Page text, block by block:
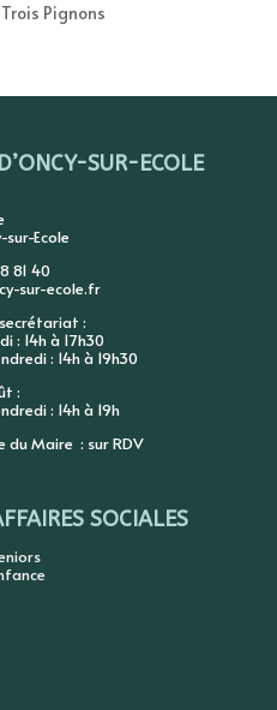
Pignons
SUR-ECOLE
sur-Ecole
81 40
sur-ecole.fr
:
: 14h à 17h30
: 14h à 19h30
:
: 14h à 19h
du Maire : sur RDV
SOCIALES